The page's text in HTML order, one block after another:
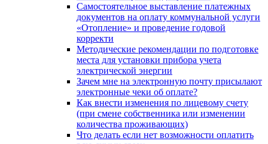
Самостоятельное выставление платежных
документов на оплату коммунальной услуги
«Отопление» и проведение годовой
корректи
Методические рекомендации по подготовке
места для установки прибора учета
электрической энергии
Зачем мне на электронную почту присылают
электронные чеки об оплате?
Как внести изменения по лицевому счету
(при смене собственника или изменении
количества проживающих)
Что делать если нет возможности оплатить